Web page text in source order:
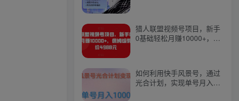
猎人联盟视频号项目，新手
0基础轻松月赚10000+，保
如何利用快手风景号，通过
光合计划，实现单号月入